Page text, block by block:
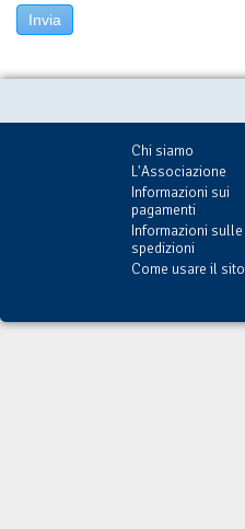
Invia
Chi siamo
L'Associazione
Informazioni sui
pagamenti
Informazioni sulle
spedizioni
Come usare il sito